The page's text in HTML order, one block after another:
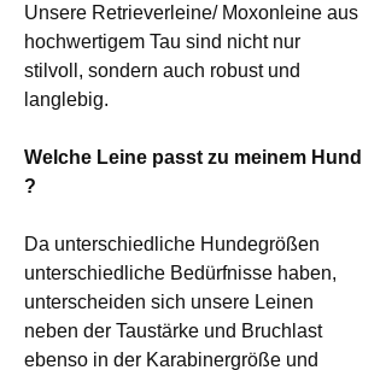
Unsere Retrieverleine/ Moxonleine aus
hochwertigem Tau sind nicht nur
stilvoll, sondern auch robust und
langlebig.
Welche Leine passt zu meinem Hund
?
Da unterschiedliche Hundegrößen
unterschiedliche Bedürfnisse haben,
unterscheiden sich unsere Leinen
neben der Taustärke und Bruchlast
ebenso in der Karabinergröße und